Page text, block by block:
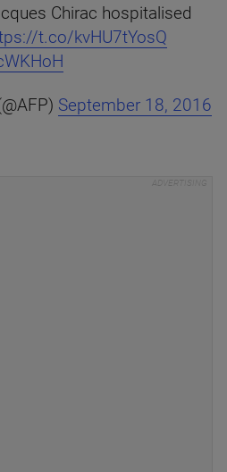
Chirac hospitalised
t.co/kvHU7tYosQ
September 18, 2016